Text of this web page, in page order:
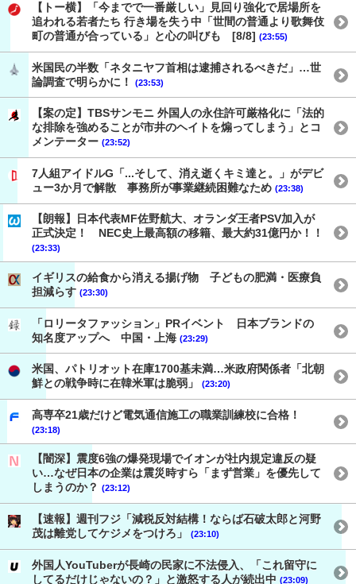
【トー横】「今までで一番厳しい」見回り強化で居場所を
追われる若者たち 行き場を失う中「世間の普通より歌舞伎
町の普通が合っている」と心の叫びも [8/8] (23:55)
米国民の半数「ネタニヤフ首相は逮捕されるべきだ」…世
論調査で明らかに！
(23:53)
【案の定】TBSサンモニ 外国人の永住許可厳格化に「法的
な排除を強めることが市井のヘイトを煽ってしまう」とコ
メンテーター (23:52)
7人組アイドルG「...そして、消え逝くキミ達と。」がデビ
ュー3か月で解散 事務所が事業継続困難なため (23:38)
【朗報】日本代表MF佐野航大、オランダ王者PSV加入が
正式決定！ NEC史上最高額の移籍、最大約31億円か！！
(23:33)
イギリスの給食から消える揚げ物 子どもの肥満・医療負
担減らす (23:30)
「ロリータファッション」PRイベント 日本ブランドの
知名度アップへ 中国・上海 (23:29)
米国、パトリオット在庫1700基未満…米政府関係者「北朝
鮮との戦争時に在韓米軍は脆弱」
(23:20)
高専卒21歳だけど電気通信施工の職業訓練校に合格！
(23:18)
【闇深】震度6強の爆発現場でイオンが社内規定違反の疑
い…なぜ日本の企業は震災時すら「まず営業」を優先して
しまうのか？ (23:12)
【速報】週刊フジ「減税反対結構！ならば石破太郎と河野
茂は離党してケジメをつけろ」
(23:10)
外国人YouTuberが長崎の民家に不法侵入、「これ留守に
してるだけじゃないの？」と激怒する人が続出中 (23:09)